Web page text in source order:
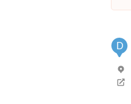
D